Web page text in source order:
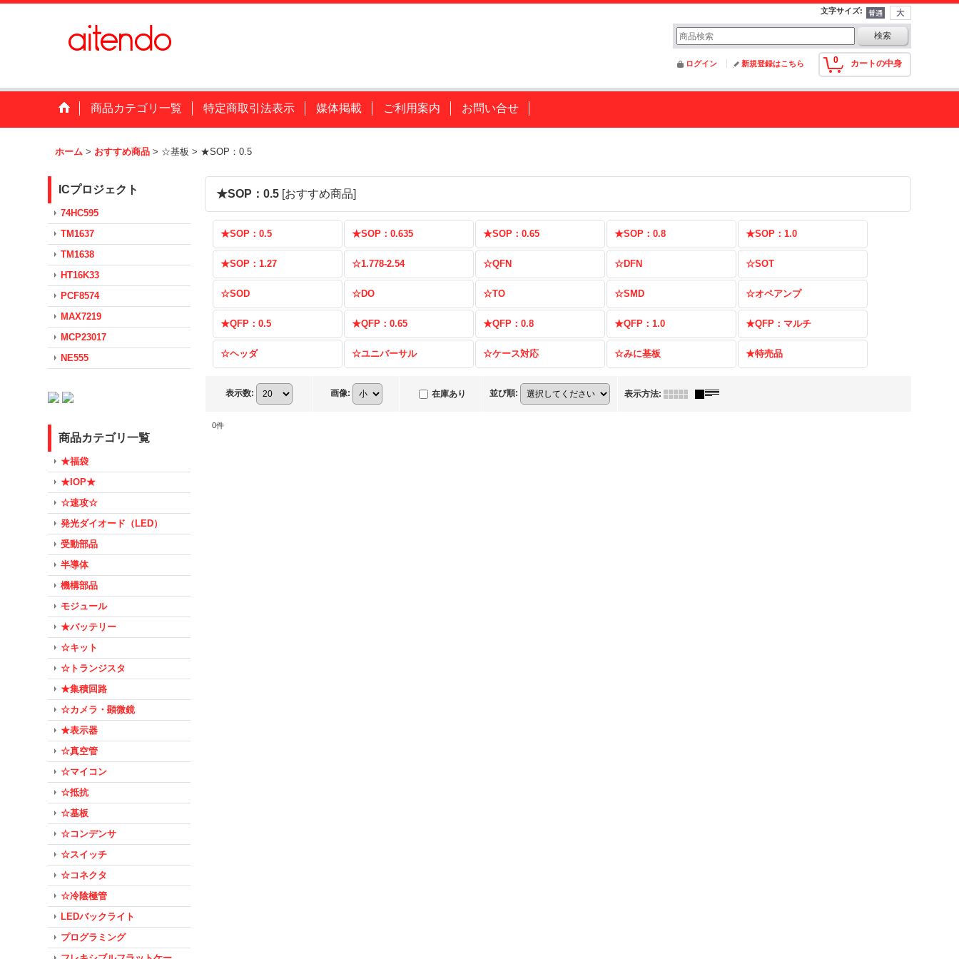
文字サイズ:
0 カートの中身
ログイン 新規登録はこちら
商品カテゴリ一覧 特定商取引法表示 媒体掲載 ご利用案内 お問い合せ
ホーム > おすすめ商品 > ☆基板 > ★SOP：0.5
ICプロジェクト
74HC595
TM1637
TM1638
HT16K33
PCF8574
MAX7219
MCP23017
NE555
商品カテゴリ一覧
★福袋
★IOP★
☆速攻☆
発光ダイオード（LED）
受動部品
半導体
機構部品
モジュール
★バッテリー
☆キット
☆トランジスタ
★集積回路
☆カメラ・顕微鏡
★表示器
☆真空管
☆マイコン
☆抵抗
☆基板
☆コンデンサ
☆スイッチ
☆コネクタ
☆冷陰極管
LEDバックライト
プログラミング
★SOP：0.5 [おすすめ商品]
★SOP：0.5 ★SOP：0.635 ★SOP：0.65 ★SOP：0.8 ★SOP：1.0
★SOP：1.27 ☆1.778-2.54 ☆QFN ☆DFN ☆SOT
☆SOD ☆DO ☆TO ☆SMD ☆オペアンプ
★QFP：0.5 ★QFP：0.65 ★QFP：0.8 ★QFP：1.0 ★QFP：マルチ
☆ヘッダ ☆ユニバーサル ☆ケース対応 ☆みに基板 ★特売品
表示数: 画像: 在庫あり 並び順: 表示方法:
0件